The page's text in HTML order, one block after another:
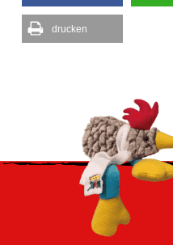
drucken